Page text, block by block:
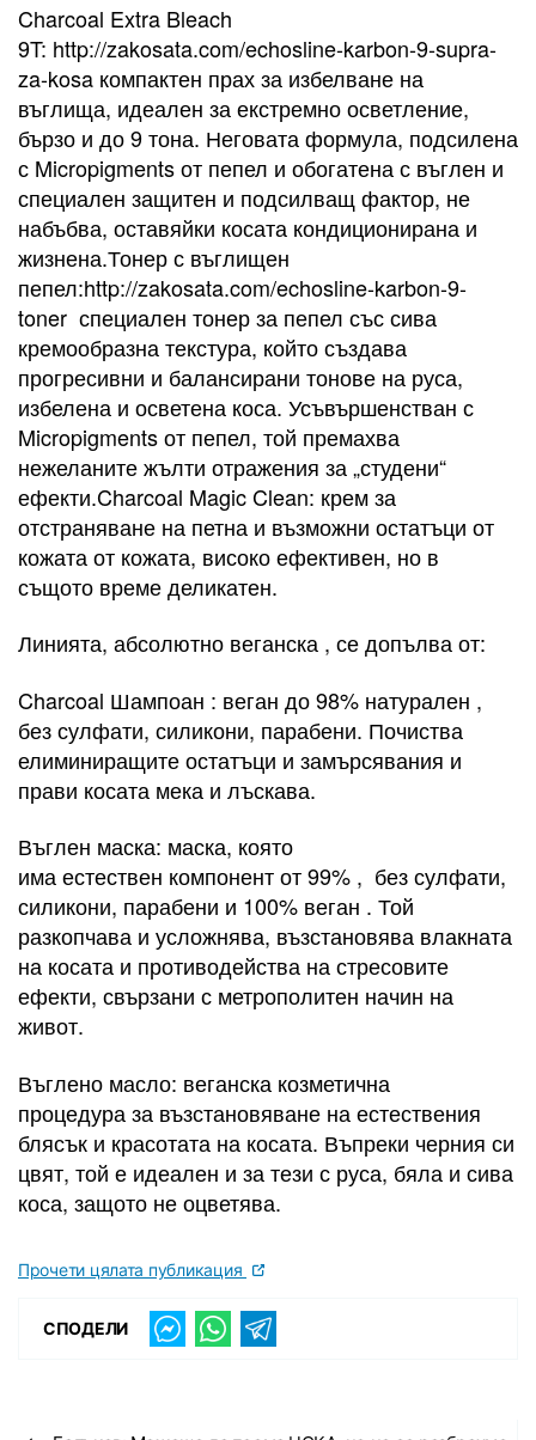
Charcoal Extra Bleach
9T: http://zakosata.com/echosline-karbon-9-supra-
za-kosa компактен прах за избелване на
въглища, идеален за екстремно осветление,
бързо и до 9 тона. Неговата формула, подсилена
с Micropigments от пепел и обогатена с въглен и
специален защитен и подсилващ фактор, не
набъбва, оставяйки косата кондиционирана и
жизнена.Тонер с въглищен
пепел:http://zakosata.com/echosline-karbon-9-
toner специален тонер за пепел със сива
кремообразна текстура, който създава
прогресивни и балансирани тонове на руса,
избелена и осветена коса. Усъвършенстван с
Micropigments от пепел, той премахва
нежеланите жълти отражения за „студени“
ефекти.Charcoal Magic Clean: крем за
отстраняване на петна и възможни остатъци от
кожата от кожата, високо ефективен, но в
същото време деликатен.
Линията, абсолютно веганска , се допълва от:
Charcoal Шампоан : веган до 98% натурален ,
без сулфати, силикони, парабени. Почиства
елиминиращите остатъци и замърсявания и
прави косата мека и лъскава.
Въглен маска: маска, която
има естествен компонент от 99% , без сулфати,
силикони, парабени и 100% веган . Той
разкопчава и усложнява, възстановява влакната
на косата и противодейства на стресовите
ефекти, свързани с метрополитен начин на
живот.
Въглено масло: веганска козметична
процедура за възстановяване на естествения
блясък и красотата на косата. Въпреки черния си
цвят, той е идеален и за тези с руса, бяла и сива
коса, защото не оцветява.
Прочети цялата публикация
СПОДЕЛИ